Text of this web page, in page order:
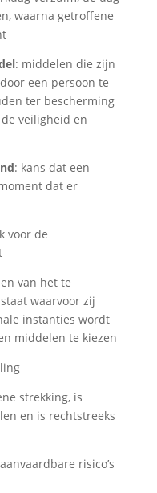
waarna getroffene
: middelen die zijn
een persoon te
ter bescherming
veiligheid en
: kans dat een
dat er
voor de
van het te
waarvoor zij
instanties wordt
middelen te kiezen
strekking, is
en is rechtstreeks
risico’s